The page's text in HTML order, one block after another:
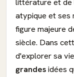
littérature et de
atypique et ses
figure majeure
siècle. Dans
d'explorer sa
grandesidées